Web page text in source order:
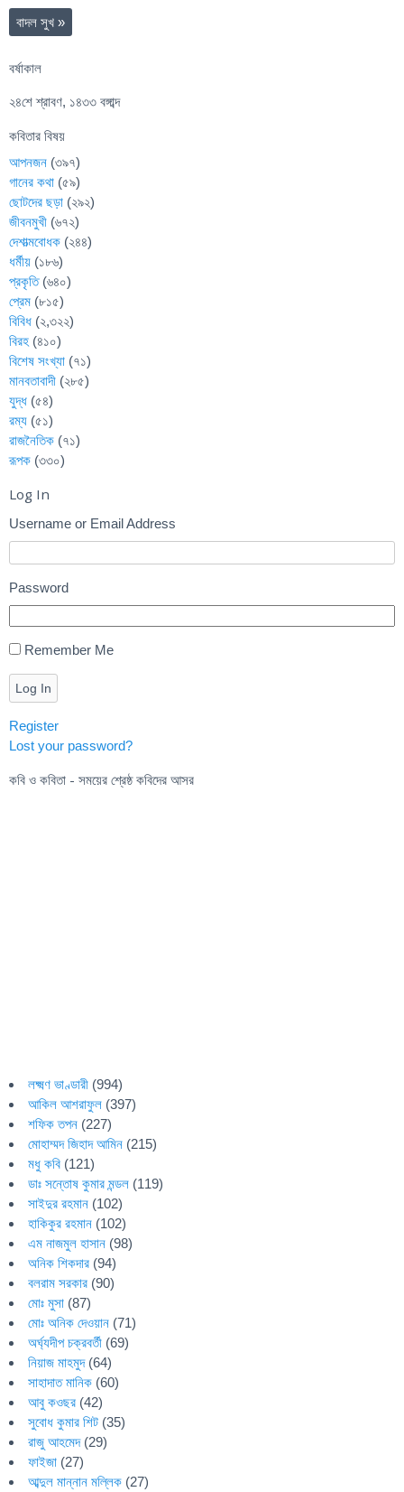
বাদল সুখ »
বর্ষাকাল
২৪শে শ্রাবণ, ১৪৩৩ বঙ্গাব্দ
কবিতার বিষয়
আপনজন (৩৯৭)
গানের কথা (৫৯)
ছোটদের ছড়া (২৯২)
জীবনমুখী (৬৭২)
দেশাত্মবোধক (২৪৪)
ধর্মীয় (১৮৬)
প্রকৃতি(৬৪০)
প্রেম (৮১৫)
বিবিধ (২,৩২২)
বিরহ (৪১০)
বিশেষ সংখ্যা (৭১)
মানবতাবাদী (২৮৫)
যুদ্ধ (৫৪)
রম্য (৫১)
রাজনৈতিক (৭১)
রূপক (৩৩০)
Log In
Username or Email Address
Password
Remember Me
Log In
Register
Lost your password?
কবি ও কবিতা - সময়ের শ্রেষ্ঠ কবিদের আসর
লক্ষ্মণ ভাণ্ডারী (994)
আকিল আশরাফুল (397)
শফিক তপন (227)
মোহাম্মদ জিহাদ আমিন (215)
মধু কবি (121)
ডাঃ সন্তোষ কুমার মন্ডল (119)
সাইদুর রহমান (102)
হাকিকুর রহমান (102)
এম নাজমুল হাসান (98)
অনিক শিকদার (94)
বলরাম সরকার (90)
মোঃ মুসা (87)
মোঃ অনিক দেওয়ান (71)
অর্ঘ্যদীপ চক্রবর্তী (69)
নিয়াজ মাহমুদ(64)
সাহাদাত মানিক (60)
আবু কওছর (42)
সুবোধ কুমার শিট (35)
রাজু আহমেদ(29)
ফাইজা (27)
আব্দুল মান্নান মল্লিক (27)